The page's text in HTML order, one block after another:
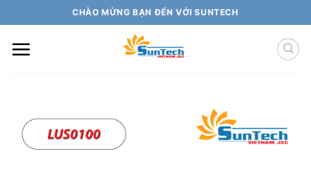
to
content
CHÀO MỪNG BẠN ĐẾN VỚI SUNTECH